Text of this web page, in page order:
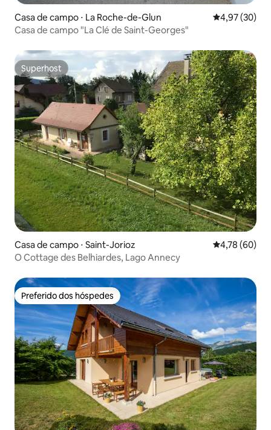
Casa de campo ⋅ La Roche-de-Glun 4,97 de uma
4,97 (30)
Casa de campo "La Clé de Saint-Georges"
Superhost
Superhost
Casa de campo ⋅ Saint-Jorioz 4,78 de uma
4,78 (60)
O Cottage des Belhiardes, Lago Annecy
Preferido dos hóspedes
Preferido dos hóspedes